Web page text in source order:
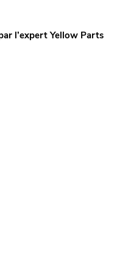
l’expertYellow Parts